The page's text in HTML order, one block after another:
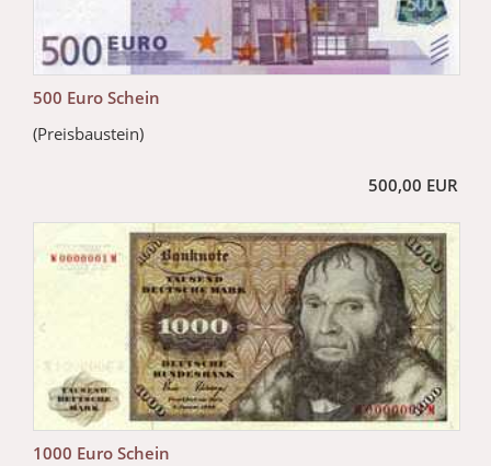
500 Euro Schein
(Preisbaustein)
500,00 EUR
1000 Euro Schein